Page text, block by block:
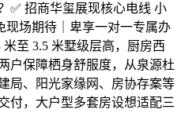
✅ 招商华玺展现核心电线 小
现场期待｜卑享一对一专属办
至 3.5 米墅级层高，厨房西
户保障栖身舒服度，从泉源杜
局、阳光家缘网、房协存案等
付，大户型多套房设想适配三